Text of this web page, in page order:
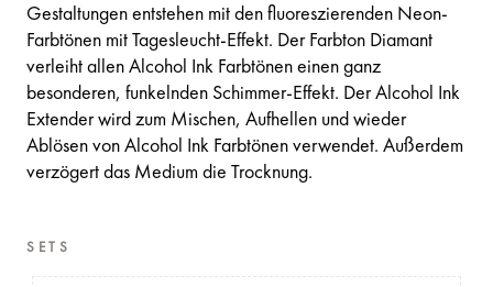
Gestaltungen entstehen mit den fluoreszierenden Neon-
Farbtönen mit Tagesleucht-Effekt. Der Farbton Diamant
verleiht allen Alcohol Ink Farbtönen einen ganz
besonderen, funkelnden Schimmer-Effekt. Der Alcohol Ink
Extender wird zum Mischen, Aufhellen und wieder
Ablösen von Alcohol Ink Farbtönen verwendet. Außerdem
verzögert das Medium die Trocknung.
SETS